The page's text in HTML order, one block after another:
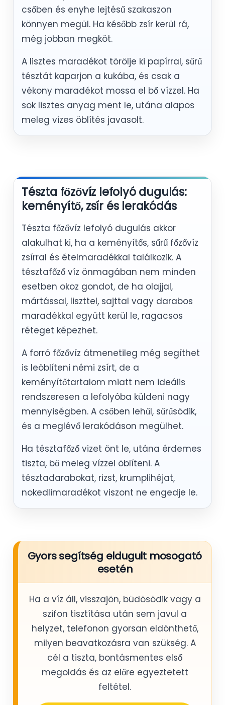
csőben és enyhe lejtésű szakaszon
könnyen megül. Ha később zsír kerül rá,
még jobban megköt.
A lisztes maradékot törölje ki papírral, sűrű
tésztát kaparjon a kukába, és csak a
vékony maradékot mossa el bő vízzel. Ha
sok lisztes anyag ment le, utána alapos
meleg vizes öblítés javasolt.
Tészta főzővíz lefolyó dugulás:
keményítő, zsír és lerakódás
Tészta főzővíz lefolyó dugulás akkor
alakulhat ki, ha a keményítős, sűrű főzővíz
zsírral és ételmaradékkal találkozik. A
tésztafőző víz önmagában nem minden
esetben okoz gondot, de ha olajjal,
mártással, liszttel, sajttal vagy darabos
maradékkal együtt kerül le, ragacsos
réteget képezhet.
A forró főzővíz átmenetileg még segíthet
is leöblíteni némi zsírt, de a
keményítőtartalom miatt nem ideális
rendszeresen a lefolyóba küldeni nagy
mennyiségben. A csőben lehűl, sűrűsödik,
és a meglévő lerakódáson megülhet.
Ha tésztafőző vizet önt le, utána érdemes
tiszta, bő meleg vízzel öblíteni. A
tésztadarabokat, rizst, krumplihéjat,
nokedlimaradékot viszont ne engedje le.
Gyors segítség eldugult mosogató
esetén
Ha a víz áll, visszajön, büdösödik vagy a
szifon tisztítása után sem javul a
helyzet, telefonon gyorsan eldönthető,
milyen beavatkozásra van szükség. A
cél a tiszta, bontásmentes első
megoldás és az előre egyeztetett
feltétel.